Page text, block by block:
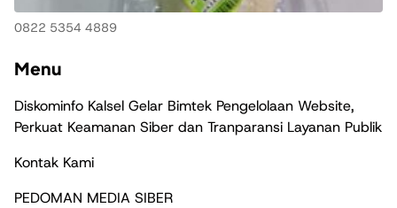
0822 5354 4889
Menu
Diskominfo Kalsel Gelar Bimtek Pengelolaan Website,
Perkuat Keamanan Siber dan Tranparansi Layanan Publik
Kontak Kami
PEDOMAN MEDIA SIBER